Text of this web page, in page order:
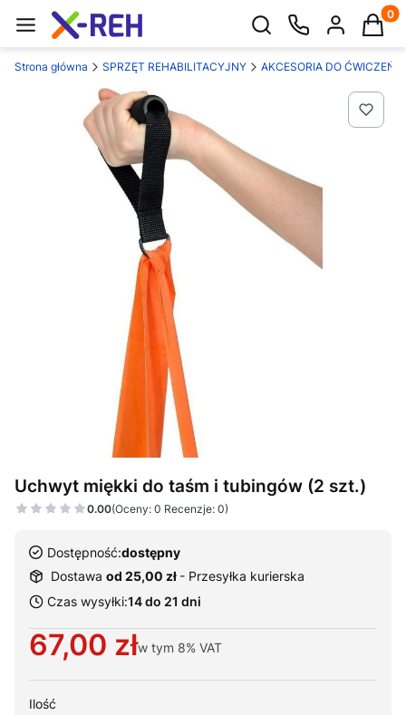
Otwórz wyszukiwarkę
Strona główna SPRZĘT REHABILITACYJNY AKCESORIA DO ĆWICZEŃ
Uchwyt miękki do taśm i tubingów (2 szt.)
0.00(Oceny: 0 Recenzje: 0)
Dostępność:dostępny
Dostawa od 25,00 zł - Przesyłka kurierska
Czas wysyłki:14 do 21 dni
Cena
67,00 złw tym 8% VAT
Ilość